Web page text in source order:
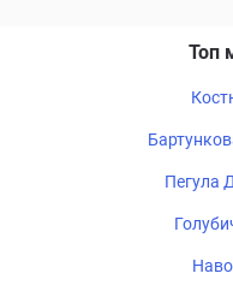
Топ
Пегула